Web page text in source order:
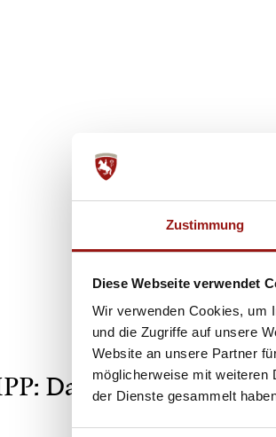
Zustimmung
Diese Webseite verwendet
Wir verwenden Cookies, um
und die Zugriffe auf unsere
Website an unsere Partner
möglicherweise mit weiteren
der Dienste gesammelt
Dank tim